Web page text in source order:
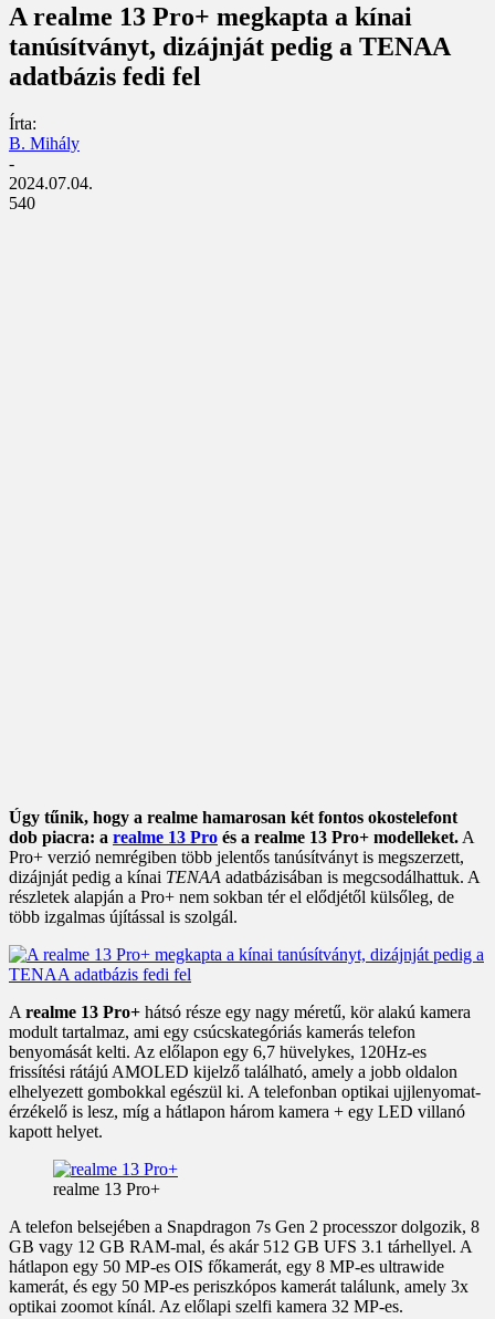
A realme 13 Pro+ megkapta a kínai
tanúsítványt, dizájnját pedig a TENAA
adatbázis fedi fel
Írta:
B. Mihály
-
2024.07.04.
540
Úgy tűnik, hogy a realme hamarosan két fontos okostelefont
dob piacra: a realme 13 Pro és a realme 13 Pro+ modelleket. A
Pro+ verzió nemrégiben több jelentős tanúsítványt is megszerzett,
dizájnját pedig a kínai TENAA adatbázisában is megcsodálhattuk. A
részletek alapján a Pro+ nem sokban tér el elődjétől külsőleg, de
több izgalmas újítással is szolgál.
A realme 13 Pro+ hátsó része egy nagy méretű, kör alakú kamera
modult tartalmaz, ami egy csúcskategóriás kamerás telefon
benyomását kelti. Az előlapon egy 6,7 hüvelykes, 120Hz-es
frissítési rátájú AMOLED kijelző található, amely a jobb oldalon
elhelyezett gombokkal egészül ki. A telefonban optikai ujjlenyomat-
érzékelő is lesz, míg a hátlapon három kamera + egy LED villanó
kapott helyet.
realme 13 Pro+
A telefon belsejében a Snapdragon 7s Gen 2 processzor dolgozik, 8
GB vagy 12 GB RAM-mal, és akár 512 GB UFS 3.1 tárhellyel. A
hátlapon egy 50 MP-es OIS főkamerát, egy 8 MP-es ultrawide
kamerát, és egy 50 MP-es periszkópos kamerát találunk, amely 3x
optikai zoomot kínál. Az előlapi szelfi kamera 32 MP-es.